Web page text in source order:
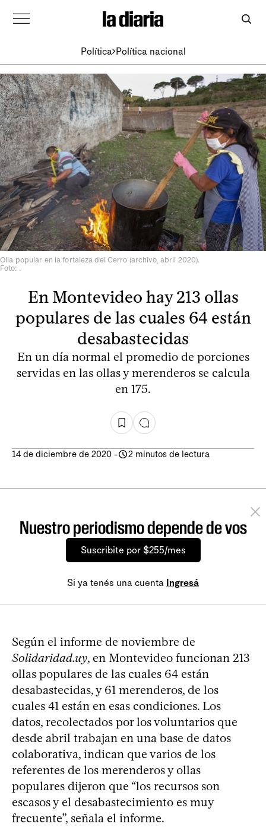
Política Política nacional
Olla popular en la fortaleza del Cerro (archivo, abril 2020).
Foto: .
En Montevideo hay 213 ollas
populares de las cuales 64 están
desabastecidas
En un día normal el promedio de porciones
servidas en las ollas y merenderos se calcula
en 175.
14 de diciembre de 2020 - 2 minutos de lectura
Nuestro periodismo depende de vos
Suscribite por $255/mes
Si ya tenés una cuenta Ingresá
Según el informe de noviembre de
Solidaridad.uy, en Montevideo funcionan 213
ollas populares de las cuales 64 están
desabastecidas, y 61 merenderos, de los
cuales 41 están en esas condiciones. Los
datos, recolectados por los voluntarios que
desde abril trabajan en una base de datos
colaborativa, indican que varios de los
referentes de los merenderos y ollas
populares dijeron que “los recursos son
escasos y el desabastecimiento es muy
frecuente”, señala el informe.